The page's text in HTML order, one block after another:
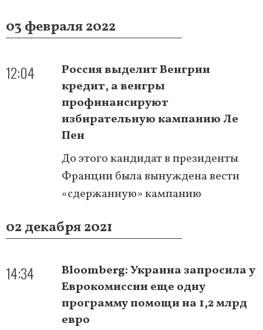
03 февраля 2022
12:04
Россия выделит Венгрии
кредит, а венгры
профинансируют
избирательную кампанию Ле
Пен
До этого кандидат в президенты
Франции была вынуждена вести
«сдержанную» кампанию
02 декабря 2021
14:34
Bloomberg: Украина запросила у
Еврокомиссии еще одну
программу помощи на 1,2 млрд
евро